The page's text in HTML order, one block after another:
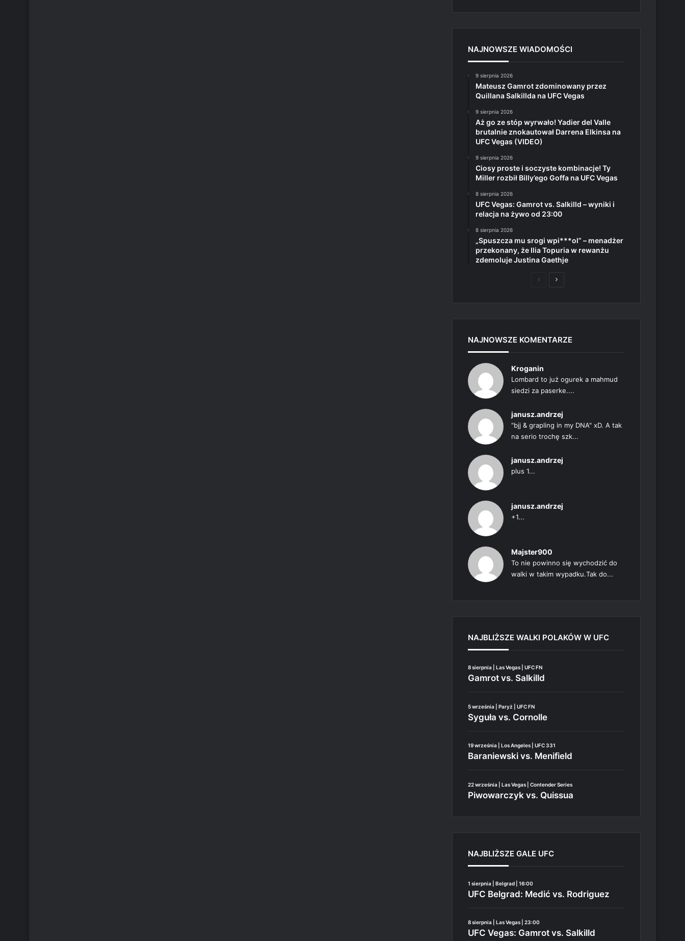
NAJNOWSZE WIADOMOŚCI
9 sierpnia 2026
Mateusz Gamrot zdominowany przez
Quillana Salkillda na UFC Vegas
9 sierpnia 2026
Aż go ze stóp wyrwało! Yadier del Valle
brutalnie znokautował Darrena Elkinsa na
UFC Vegas (VIDEO)
9 sierpnia 2026
Ciosy proste i soczyste kombinacje! Ty
Miller rozbił Billy’ego Goffa na UFC Vegas
8 sierpnia 2026
UFC Vegas: Gamrot vs. Salkilld – wyniki i
relacja na żywo od 23:00
8 sierpnia 2026
„Spuszcza mu srogi wpi***ol” – menadżer
przekonany, że Ilia Topuria w rewanżu
zdemoluje Justina Gaethje
PoprzedniaNastępna
NAJNOWSZE KOMENTARZE
Kroganin
Lombard to już ogurek a mahmud
siedzi za paserke....
janusz.andrzej
"bjj & grapling in my DNA" xD. A tak
na serio trochę szk...
janusz.andrzej
plus 1...
janusz.andrzej
+1...
Majster900
To nie powinno się wychodzić do
walki w takim wypadku.Tak do...
NAJBLIŻSZE WALKI POLAKÓW W UFC
8 sierpnia | Las Vegas | UFC FN
Gamrot vs. Salkilld
5 września | Paryż | UFC FN
Syguła vs. Cornolle
19 września | Los Angeles | UFC 331
Baraniewski vs. Menifield
22 września | Las Vegas | Contender Series
Piwowarczyk vs. Quissua
NAJBLIŻSZE GALE UFC
1 sierpnia | Belgrad | 16:00
UFC Belgrad: Medić vs. Rodriguez
8 sierpnia | Las Vegas | 23:00
UFC Vegas: Gamrot vs. Salkilld